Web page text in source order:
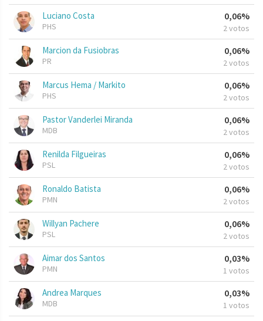
Luciano Costa
PHS
0,06%
2 votos
Marcion da Fusiobras
PR
0,06%
2 votos
Marcus Hema / Markito
PHS
0,06%
2 votos
Pastor Vanderlei Miranda
MDB
0,06%
2 votos
Renilda Filgueiras
PSL
0,06%
2 votos
Ronaldo Batista
PMN
0,06%
2 votos
Willyan Pachere
PSL
0,06%
2 votos
Aimar dos Santos
PMN
0,03%
1 votos
Andrea Marques
MDB
0,03%
1 votos